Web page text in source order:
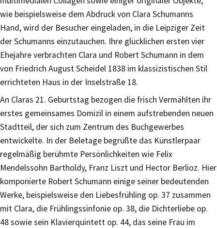
wie beispielsweise dem Abdruck von Clara Schumanns
Hand, wird der Besucher eingeladen, in die Leipziger Zeit
der Schumanns einzutauchen. Ihre glücklichen ersten vier
Ehejahre verbrachten Clara und Robert Schumann in dem
von Friedrich August Scheidel 1838 im klassizistischen Stil
errichteten Haus in der Inselstraße 18.
An Claras 21. Geburtstag bezogen die frisch Vermählten ihr
erstes gemeinsames Domizil in einem aufstrebenden neuen
Stadtteil, der sich zum Zentrum des Buchgewerbes
entwickelte. In der Beletage begrüßte das Künstlerpaar
regelmäßig berühmte Persönlichkeiten wie Felix
Mendelssohn Bartholdy, Franz Liszt und Hector Berlioz. Hier
komponierte Robert Schumann einige seiner bedeutenden
Werke, beispielsweise den Liebesfrühling op. 37 zusammen
mit Clara, die Frühlingssinfonie op. 38, die Dichterliebe op.
48 sowie sein Klavierquintett op. 44, das seine Frau im